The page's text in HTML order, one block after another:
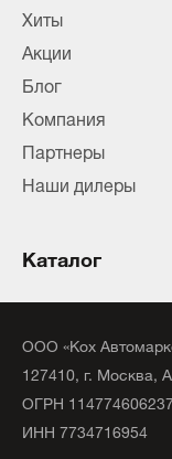
Хиты
Акции
Блог
Компания
Партнеры
Наши дилеры
Каталог
ООО «Кох
127410, г. Москва,
ОГРН
ИНН 7734716954